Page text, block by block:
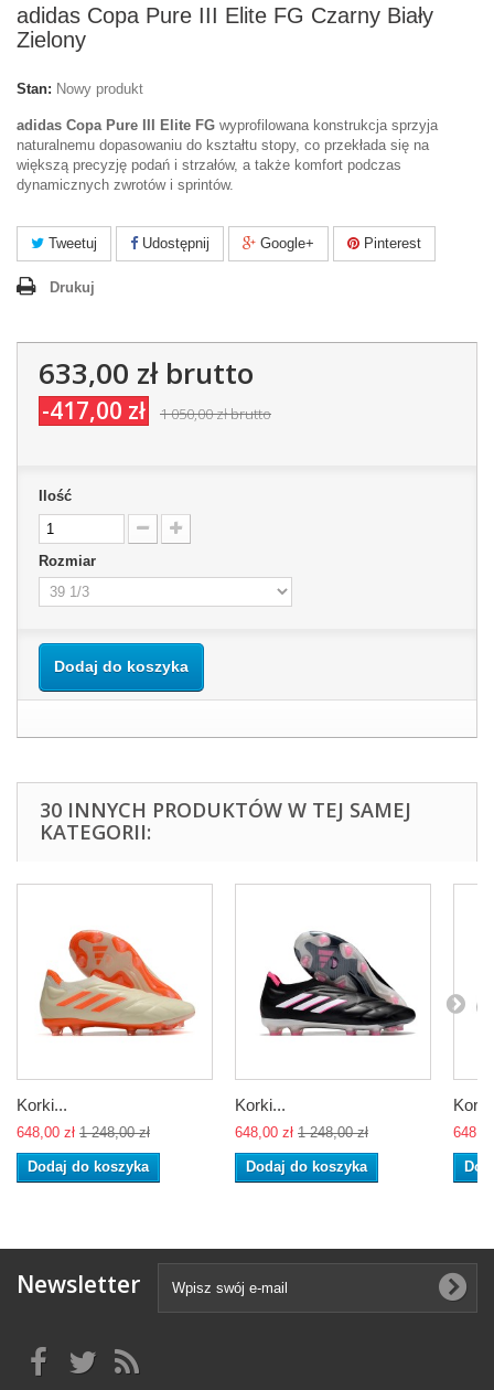
adidas Copa Pure III Elite FG Czarny Biały
Zielony
Stan: Nowy produkt
adidas Copa Pure III Elite FG wyprofilowana konstrukcja sprzyja
naturalnemu dopasowaniu do kształtu stopy, co przekłada się na
większą precyzję podań i strzałów, a także komfort podczas
dynamicznych zwrotów i sprintów.
Tweetuj Udostępnij Google+ Pinterest
Drukuj
633,00 złbrutto
-417,00 zł 1 050,00 złbrutto
Ilość
Rozmiar
Dodaj do koszyka
30 INNYCH PRODUKTÓW W TEJ SAMEJ
KATEGORII:
Korki...
648,00 zł 1 248,00 zł
Dodaj do koszyka
Korki...
648,00 zł 1 248,00 zł
Dodaj do koszyka
Newsletter